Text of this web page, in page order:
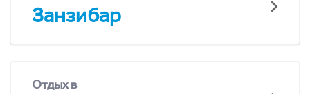
Занзибар
Отдых в